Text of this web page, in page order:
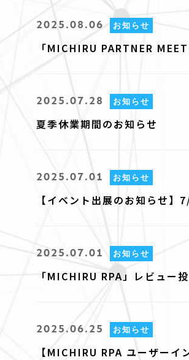
2025.08.06 お知らせ
「MICHIRU PARTNER
2025.07.28 お知らせ
夏季休業期間のお知らせ
2025.07.01 お知らせ
【イベント出展のお知らせ
2025.07.01 お知らせ
「MICHIRU RPA」レビュー
2025.06.25 お知らせ
【MICHIRU RPA ユーザー